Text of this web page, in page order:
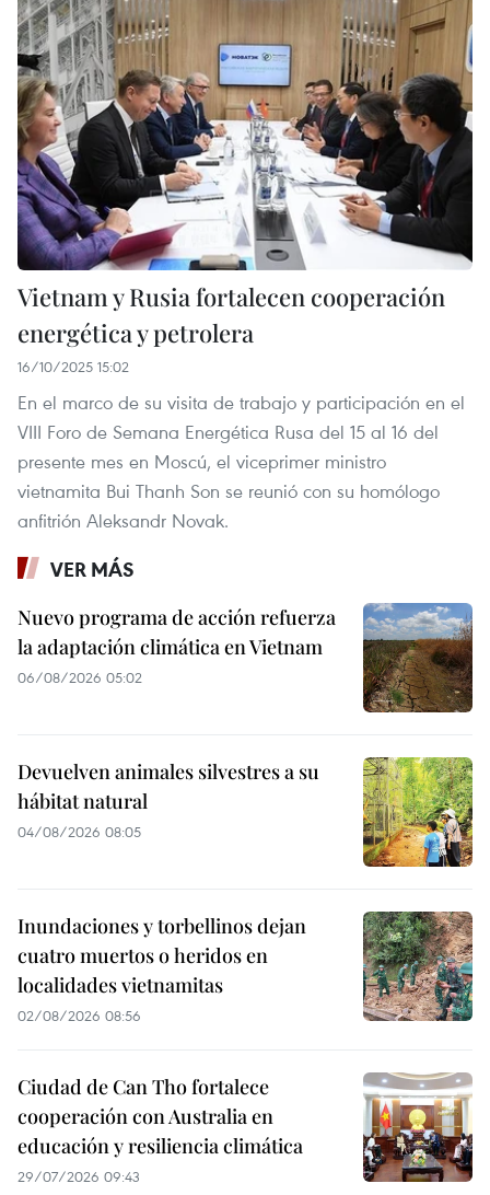
Vietnam y Rusia fortalecen cooperación
energética y petrolera
16/10/2025 15:02
En el marco de su visita de trabajo y participación en el
VIII Foro de Semana Energética Rusa del 15 al 16 del
presente mes en Moscú, el viceprimer ministro
vietnamita Bui Thanh Son se reunió con su homólogo
anfitrión Aleksandr Novak.
VER MÁS
Nuevo programa de acción refuerza
la adaptación climática en Vietnam
06/08/2026 05:02
Devuelven animales silvestres a su
hábitat natural
04/08/2026 08:05
Inundaciones y torbellinos dejan
cuatro muertos o heridos en
localidades vietnamitas
02/08/2026 08:56
Ciudad de Can Tho fortalece
cooperación con Australia en
educación y resiliencia climática
29/07/2026 09:43